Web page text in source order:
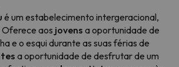
é um estabelecimento intergeracional,
Oferece aos jovens a oportunidade de
e o esqui durante as suas férias de
a oportunidade de desfrutar de um